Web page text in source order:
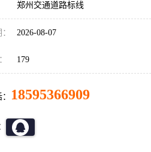
郑州交通道路标线
2026-08-07
179
18595366909